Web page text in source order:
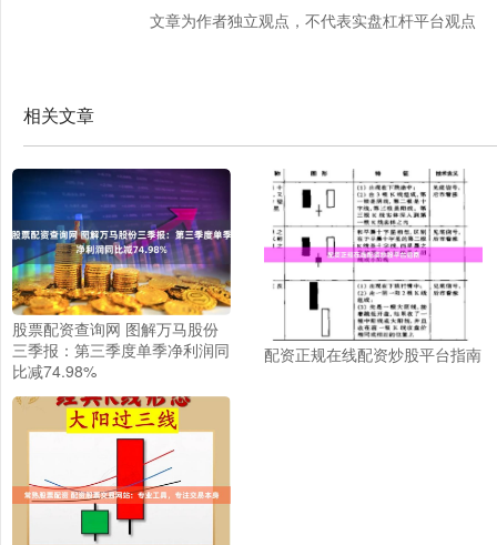
文章为作者独立观点，不代表实盘杠杆平台观点
相关文章
股票配资查询网 图解万马股份
三季报：第三季度单季净利润同
比减74.98%
配资正规在线配资炒股平台指南